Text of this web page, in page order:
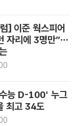
] 이준 웍스피어
자리에 3명만”…
능 D-100' 누그
최고 34도